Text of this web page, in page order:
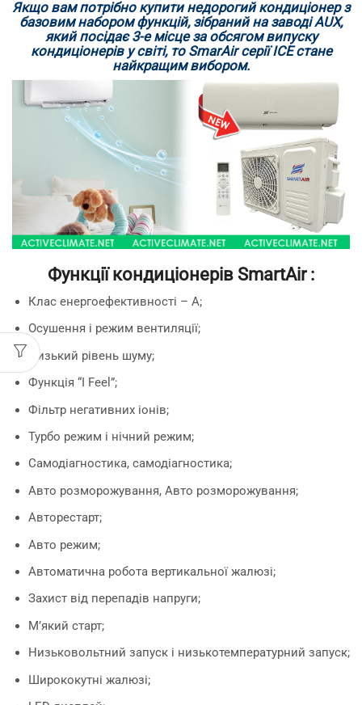
Якщо вам потрібно купити недорогий кондиціонер з
базовим набором функцій, зібраний на заводі AUX,
який посідає 3-е місце за обсягом випуску
кондиціонерів у світі, то SmarAir серії ICE стане
найкращим вибором.
Функції кондиціонерів SmartAir :
Клас енергоефективності – А;
Осушення і режим вентиляції;
Низький рівень шуму;
Функція “I Feel”;
Фільтр негативних іонів;
Турбо режим і нічний режим;
Самодіагностика, самодіагностика;
Авто розморожування, Авто розморожування;
Авторестарт;
Авто режим;
Автоматична робота вертикальної жалюзі;
Захист від перепадів напруги;
М’який старт;
Низьковольтний запуск і низькотемпературний запуск;
Ширококутні жалюзі;